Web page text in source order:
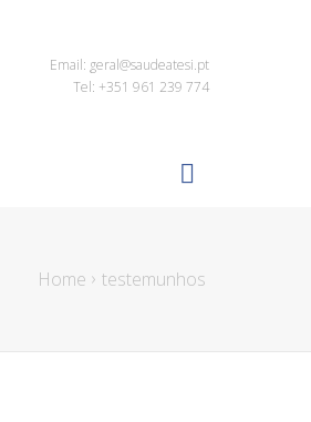
Email: geral@saudeatesi.pt
Tel: +351 961 239 774
Home testemunhos